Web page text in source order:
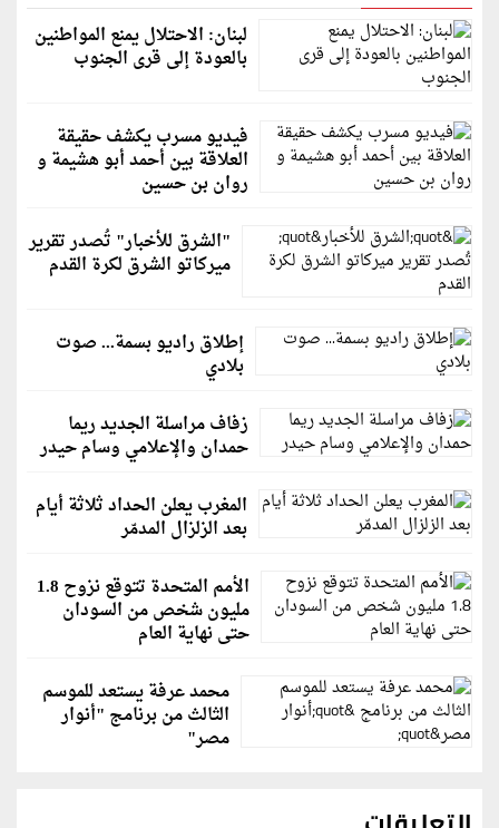
لبنان: الاحتلال يمنع المواطنين
بالعودة إلى قرى الجنوب
فيديو مسرب يكشف حقيقة
العلاقة بين أحمد أبو هشيمة و
روان بن حسين
"الشرق للأخبار" تُصدر تقرير
ميركاتو الشرق لكرة القدم
إطلاق راديو بسمة... صوت
بلادي
زفاف مراسلة الجديد ريما
حمدان والإعلامي وسام حيدر
المغرب يعلن الحداد ثلاثة أيام
بعد الزلزال المدمّر
الأمم المتحدة تتوقع نزوح 1.8
مليون شخص من السودان
حتى نهاية العام
محمد عرفة يستعد للموسم
الثالث من برنامج "أنوار
مصر"